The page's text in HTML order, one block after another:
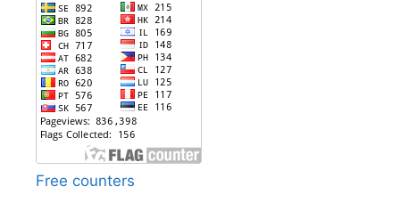
Free counters